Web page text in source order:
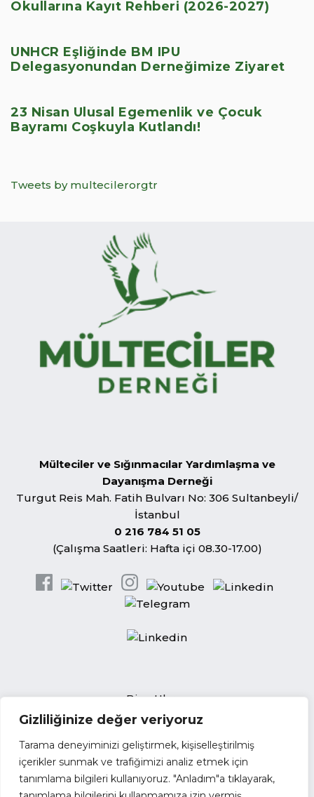
Gizliliğinize değer veriyoruz
Tarama deneyiminizi geliştirmek, kişiselleştirilmiş
içerikler sunmak ve trafiğimizi analiz etmek için
tanımlama bilgileri kullanıyoruz. "Anladım"a tıklayarak,
Okullarına Kayıt Rehberi (2026-2027)
UNHCR Eşliğinde BM IPU
Delegasyonundan Derneğimize Ziyaret
23 Nisan Ulusal Egemenlik ve Çocuk
Bayramı Coşkuyla Kutlandı!
Tweets by multecilerorgtr
Mülteciler ve Sığınmacılar Yardımlaşma ve
Dayanışma Derneği
Turgut Reis Mah. Fatih Bulvarı No: 306 Sultanbeyli/
İstanbul
0 216 784 51 05
(Çalışma Saatleri: Hafta içi 08.30-17.00)
Bize Ulaşın
Açık Pozisyonlar
İhale Duyuruları
Tedarikçi Başvuru Formu
Faaliyet Raporları